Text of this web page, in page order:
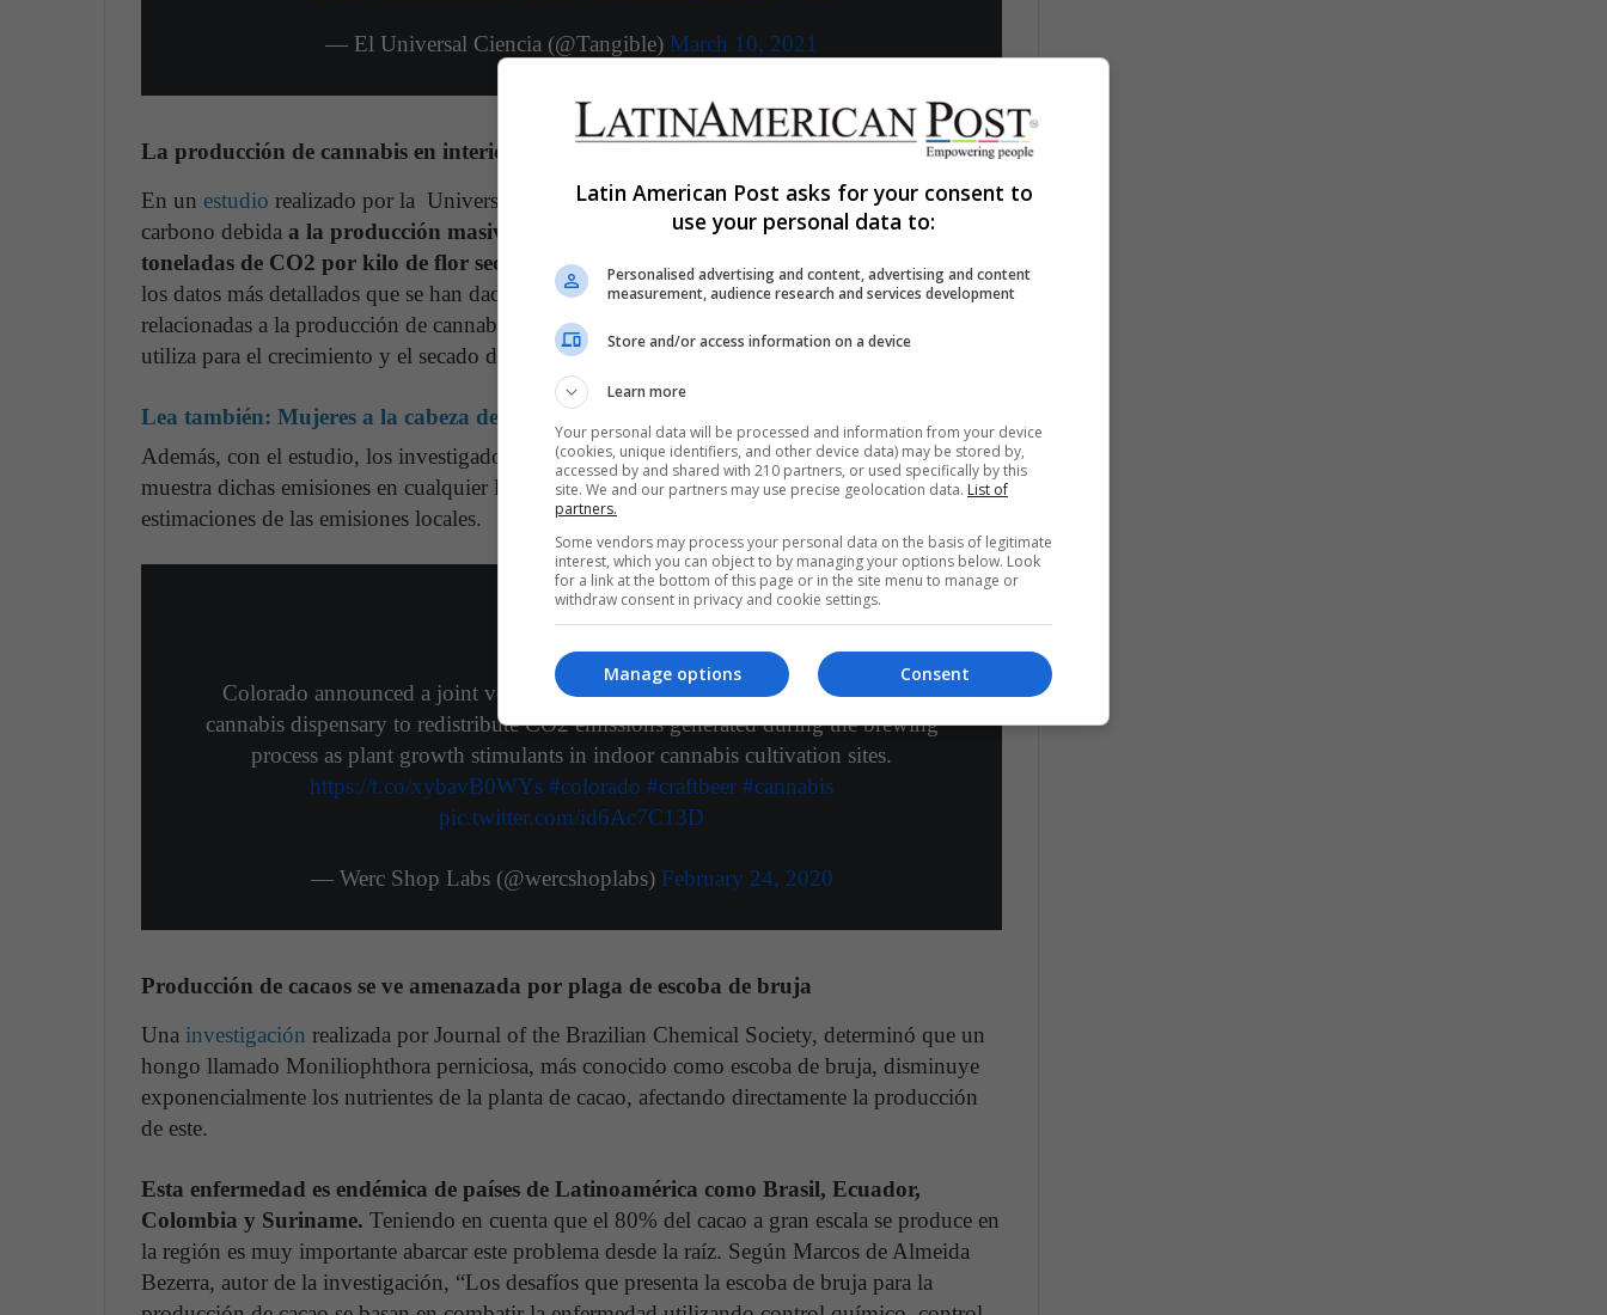
— El Universal Ciencia (@Tangible) March 10, 2021
La producción de cannabis en interiores tiene una huella de carbono impactante
En un estudio realizado por la Universidad Estatal de Colorado se demuestra que la huella de
carbono debida a la producción masiva de cannabis en interiores asciende 2,2 y 5,1
toneladas de CO2 por kilo de flor seca en Estados Unidos.Hasta el momento, estos son
los datos más detallados que se han dado al respecto. Las emisiones de gas invernadero
relacionadas a la producción de cannabis se atribuye al consumo energético y de gas que se
utiliza para el crecimiento y el secado de las plantas.
Lea también: Mujeres a la cabeza de la lucha por el medio ambiente
Además, con el estudio, los investigadores pusieron a la disposición del público un mapa que
muestra dichas emisiones en cualquier lugar de Estados Unidos con datos específicos y
estimaciones de las emisiones locales.
Colorado announced a joint venture between Denver Beer Co. & The Clinic
cannabis dispensary to redistribute CO2 emissions generated during the brewing
process as plant growth stimulants in indoor cannabis cultivation sites.
https://t.co/xybavB0WYs #colorado #craftbeer #cannabis
pic.twitter.com/id6Ac7C13D
— Werc Shop Labs (@wercshoplabs) February 24, 2020
Producción de cacaos se ve amenazada por plaga de escoba de bruja
Una investigación realizada por Journal of the Brazilian Chemical Society, determinó que un
hongo llamado Moniliophthora perniciosa, más conocido como escoba de bruja, disminuye
exponencialmente los nutrientes de la planta de cacao, afectando directamente la producción
de este.
Esta enfermedad es endémica de países de Latinoamérica como Brasil, Ecuador,
Colombia y Suriname. Teniendo en cuenta que el 80% del cacao a gran escala se produce en
la región es muy importante abarcar este problema desde la raíz. Según Marcos de Almeida
Bezerra, autor de la investigación, “Los desafíos que presenta la escoba de bruja para la
Latin American Post asks for your consent to
use your personal data to:
Personalised advertising and content, advertising and content
measurement, audience research and services development
Store and/or access information on a device
Learn more
Your personal data will be processed and information from your device
(cookies, unique identifiers, and other device data) may be stored by,
accessed by and shared with 210 partners, or used specifically by this
site. We and our partners may use precise geolocation data. List of
partners.
Some vendors may process your personal data on the basis of legitimate
interest, which you can object to by managing your options below. Look
for a link at the bottom of this page or in the site menu to manage or
withdraw consent in privacy and cookie settings.
Consent
Manage options